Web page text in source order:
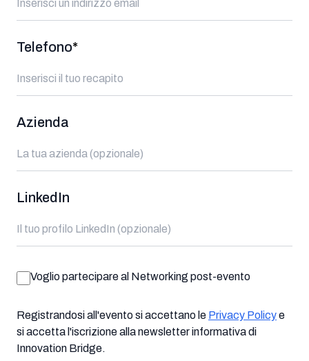
Telefono*
Azienda
LinkedIn
Voglio partecipare al Networking post-evento
Registrandosi all'evento si accettano le Privacy Policye
si accetta l'iscrizione alla newsletter informativa di
Innovation Bridge.